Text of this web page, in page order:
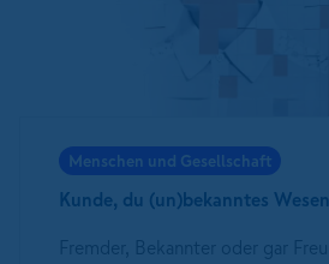
Menschen und Gesellschaft
Kunde, du (un)bekanntes Wesen